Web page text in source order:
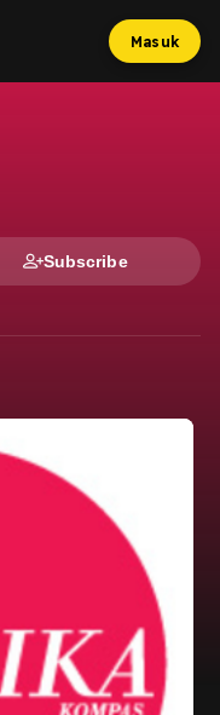
Masuk
Subscribe